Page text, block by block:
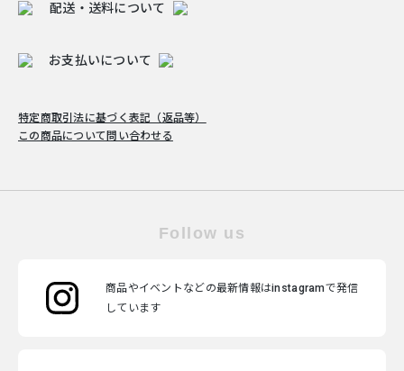
配送・送料について
お支払いについて
特定商取引法に基づく表記（返品等）
この商品について問い合わせる
Follow us
商品やイベントなどの最新情報はinstagramで発信
しています